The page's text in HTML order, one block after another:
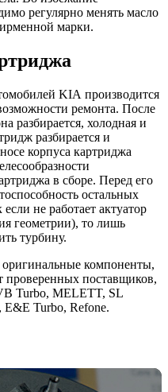
регулярно менять масло
марки.
KIA производится
ремонта. После
разбирается, холодная и
разбирается и
корпуса картриджа
в сборе. Перед его
остальных
не работает актуатор
геометрии), то лишь
турбину.
компоненты,
проверенных поставщиков,
Turbo, MELETT, SL
E&E Turbo, Refone.